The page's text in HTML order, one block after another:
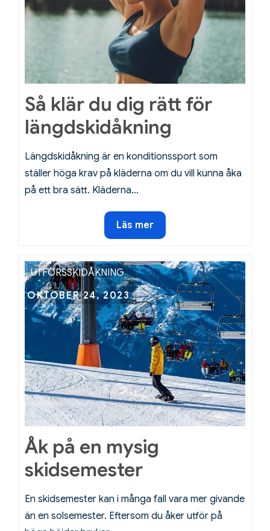
vinteräventyr
Så klär du dig rätt för
längdskidåkning
Längdskidåkning är en konditionssport som
ställer höga krav på kläderna om du vill kunna åka
på ett bra sätt. Kläderna…
Så
klär
dig
rätt
för
längdskidåkning
Läs mer
UTFÖRSSKIDÅKNING
Posted
on
OKTOBER 24, 2023
Åk på en mysig
skidsemester
En skidsemester kan i många fall vara mer givande
än en solsemester. Eftersom du åker utför på